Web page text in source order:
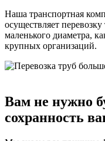
Наша транспортная
осуществляет
маленького диаметра,
крупных организаций.
Вам не нужно
сохранность